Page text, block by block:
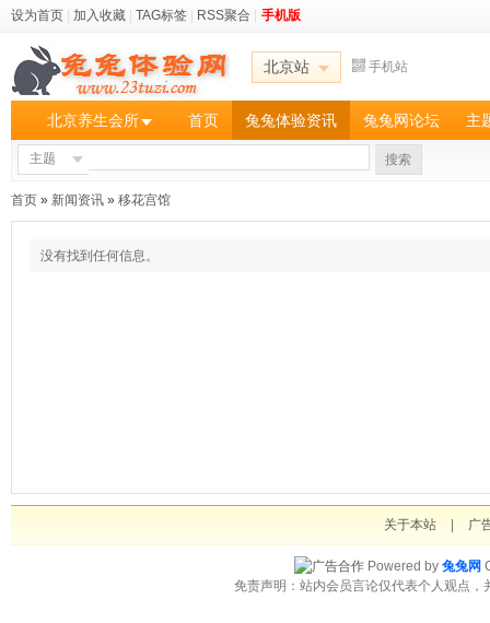
设为首页 加入收藏 TAG标签 RSS聚合 手机版
北京站 手机站
北京养生会所 首页 兔兔体验资讯 兔兔网论坛 主
主题 搜索
首页 » 新闻资讯 » 移花宫馆
没有找到任何信息。
关于本站 广
Powered by 兔兔网
免责声明：站内会员言论仅代表个人观点